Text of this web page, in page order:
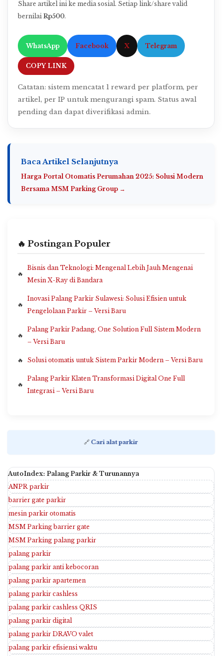
Share artikel ini ke media sosial. Setiap link/share valid
bernilai Rp500.
WhatsApp Facebook X Telegram
COPY LINK
Catatan: sistem mencatat 1 reward per platform, per
artikel, per IP untuk mengurangi spam. Status awal
pending dan dapat diverifikasi admin.
Baca Artikel Selanjutnya
Harga Portal Otomatis Perumahan 2025: Solusi Modern
Bersama MSM Parking Group →
🔥 Postingan Populer
Bisnis dan Teknologi: Mengenal Lebih Jauh Mengenai
Mesin X-Ray di Bandara
Inovasi Palang Parkir Sulawesi: Solusi Efisien untuk
Pengelolaan Parkir – Versi Baru
Palang Parkir Padang, One Solution Full Sistem Modern
– Versi Baru
Solusi otomatis untuk Sistem Parkir Modern – Versi Baru
Palang Parkir Klaten Transformasi Digital One Full
Integrasi – Versi Baru
🔗 Cari alat parkir
AutoIndex: Palang Parkir & Turunannya
ANPR parkir
barrier gate parkir
mesin parkir otomatis
MSM Parking barrier gate
MSM Parking palang parkir
palang parkir
palang parkir anti kebocoran
palang parkir apartemen
palang parkir cashless
palang parkir cashless QRIS
palang parkir digital
palang parkir DRAVO valet
palang parkir efisiensi waktu